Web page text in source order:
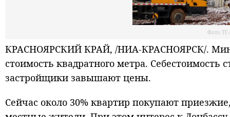
Фото
КРАСНОЯРСКИЙ КРАЙ, /НИА-КРАСНОЯРСК/.
стоимость квадратного метра. Себестоимость
застройщики завышают цены.
Сейчас около 30% квартир покупают